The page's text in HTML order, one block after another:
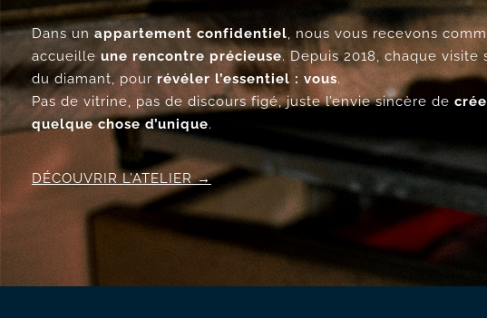
Dans un appartement confidentiel, nous vous recevons
accueille une rencontre précieuse. Depuis 2018, chaque
du diamant, pour révéler l’essentiel : vous.
Pas de vitrine, pas de discours figé, juste l’envie sincère de
quelque chose d’unique.
DÉCOUVRIR L’ATELIER